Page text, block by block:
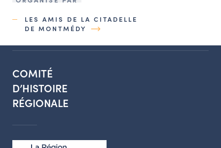
LES AMIS DE LA CITADELLE
DE MONTMÉDY
COMITÉ
D’HISTOIRE
RÉGIONALE